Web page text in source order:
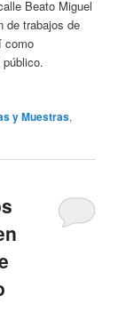
Beato Miguel
de trabajos de
como
y Muestras,